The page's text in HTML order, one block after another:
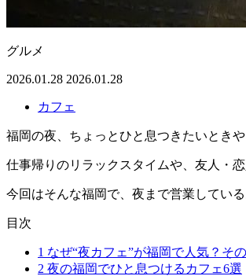
グルメ
2026.01.28 2026.01.28
カフェ
福岡の夜、ちょっとひと息つきたいとき
仕事帰りのリラックスタイムや、友人・
今回はそんな福岡で、夜まで営業してい
目次
1 なぜ“夜カフェ”が福岡で人気？そ
2 夜の福岡でひと息つけるカフェ6選